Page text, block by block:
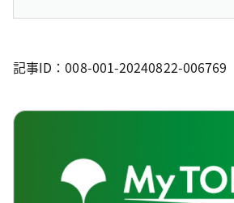
記事ID：008-001-20240822-006769